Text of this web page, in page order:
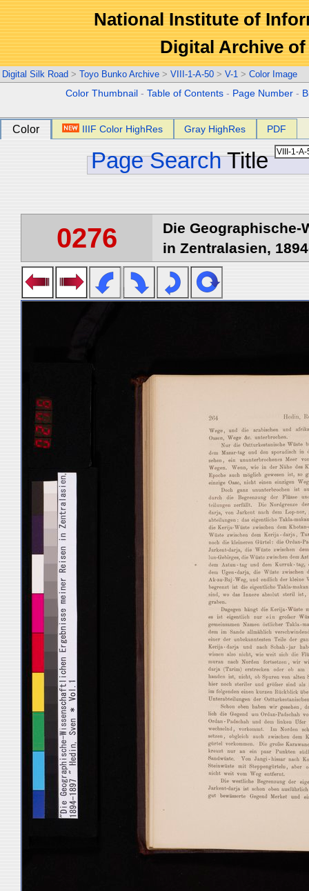
National Institute of
Digital Archive
Digital Silk Road > Toyo Bunko Archive > VIII-1-A-50 > V-1 > Color Image
Color Thumbnail -Table of Contents - Page Number -
Color IIIF Color HighRes Gray HighRes PDF
Page Search Title
0276
Die
in Zentralasien,